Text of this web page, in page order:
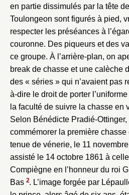
en partie dissimulés par la tête
Toulongeon sont figurés à pied,
respecter les préséances à
couronne. Des piqueurs et des
ce groupe. À l’arrière-plan, on
break de chasse et une calèche
des « séries » qui n’avaient pas
à-dire le droit de porter
la faculté de suivre la chasse en
Selon Bénédicte Pradié-
commémorer la première
tenue de vénerie, le 11
assisté le 14 octobre 1861 à
Compiègne en l’honneur du roi
Bas 2. L’image forgée par